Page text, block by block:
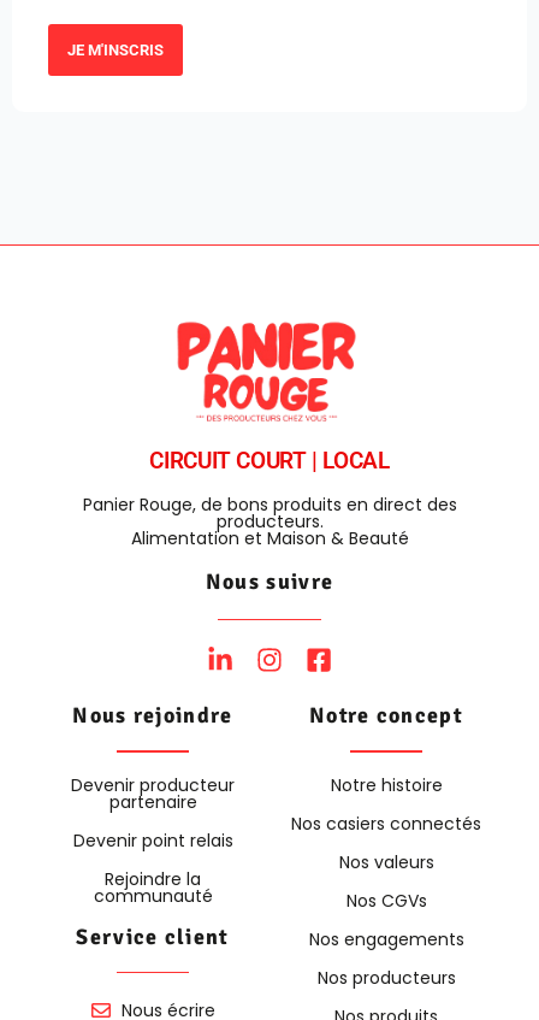
JE M'INSCRIS
CIRCUIT COURT | LOCAL
Panier Rouge, de bons produits en direct des
producteurs.
Alimentation et Maison & Beauté
Nous suivre
Nous rejoindre
Devenir producteur
partenaire
Devenir point relais
Rejoindre la
communauté
Service client
Nous écrire
Notre concept
Notre histoire
Nos casiers connectés
Nos valeurs
Nos CGVs
Nos engagements
Nos producteurs